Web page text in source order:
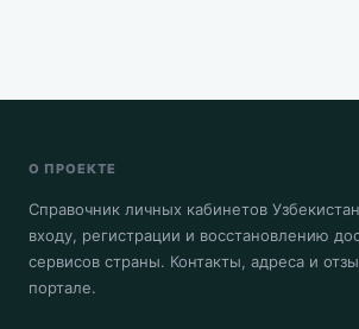
О ПРОЕКТЕ
Справочник личных кабинетов
входу, регистрации и восстановлению
сервисов страны. Контакты, адреса и
портале.